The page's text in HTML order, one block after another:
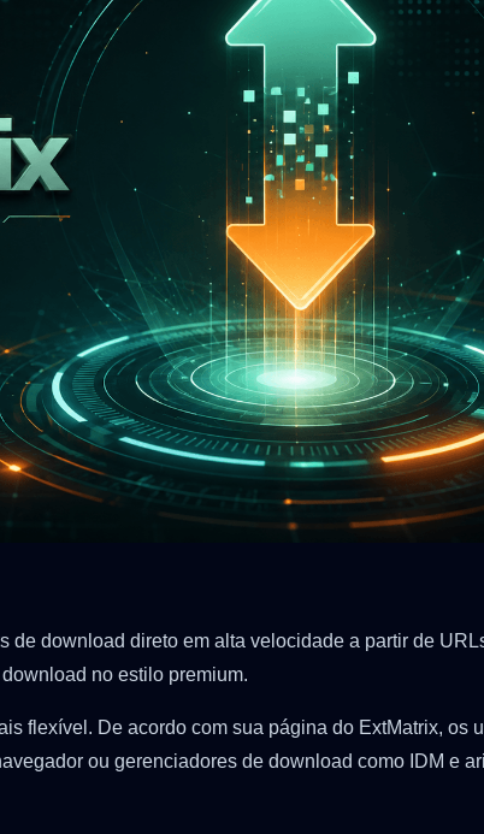
de download direto em alta velocidade a partir de
no estilo premium.
flexível. De acordo com sua página do ExtMatrix, os
ou gerenciadores de download como IDM e